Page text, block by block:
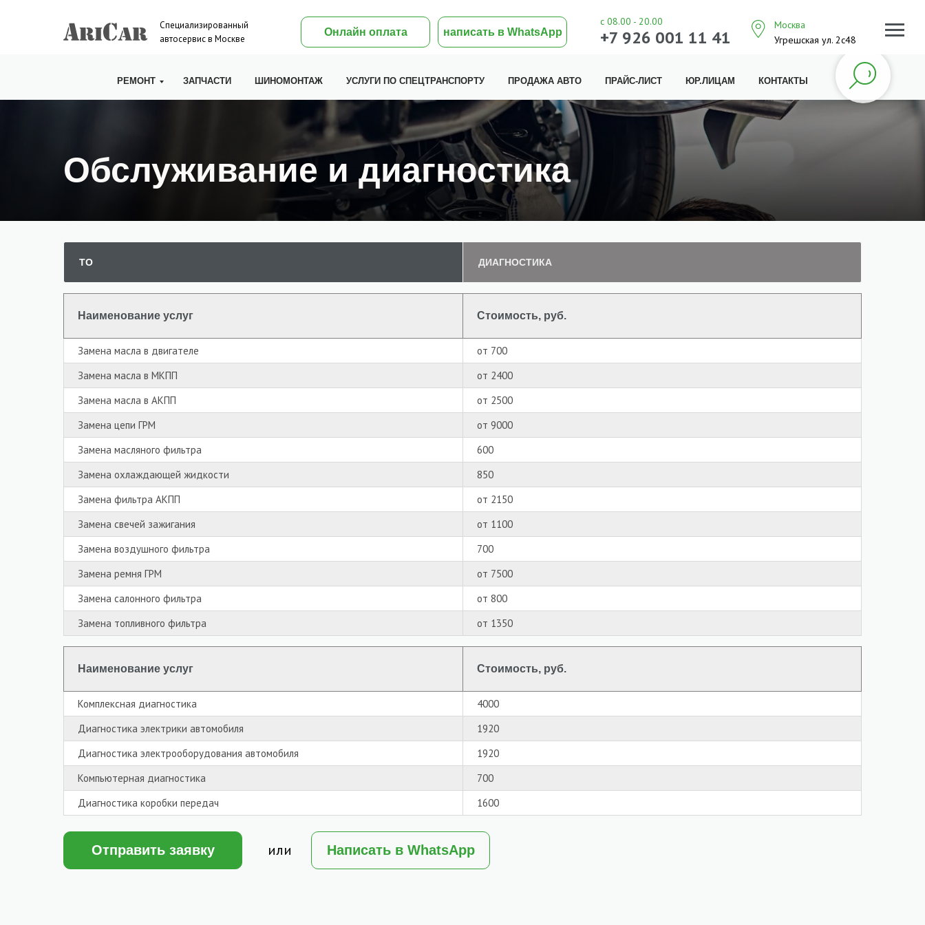
Специализированный
автосервис в Москве
Онлайн оплата написать в WhatsApp
Москва
Угрешская ул. 2с48
9-20
Работаем
+7 926 001 11 41
с 08.00 - 20.00
РЕМОНТ ЗАПЧАСТИ ШИНОМОНТАЖ УСЛУГИ ПО СПЕЦТРАНСПОРТУ ПРОДАЖА АВТО ПРАЙС-ЛИСТ ЮР.ЛИЦАМ КОНТАКТЫ
Обслуживание и диагностика
ТО ДИАГНОСТИКА
Наименование услуг Стоимость, руб.
Замена масла в двигателе
от 700
Замена масла в МКПП
от 2400
Замена масла в АКПП
от 2500
Замена цепи ГРМ
от 9000
Замена масляного фильтра
600
Замена охлаждающей жидкости
850
Замена фильтра АКПП
от 2150
Замена свечей зажигания
от 1100
Замена воздушного фильтра
700
Замена ремня ГРМ
от 7500
Замена салонного фильтра
от 800
Замена топливного фильтра
от 1350
Наименование услуг Стоимость, руб.
Комплексная диагностика
4000
Диагностика электрики автомобиля
1920
Диагностика электрооборудования автомобиля
1920
Компьютерная диагностика
700
Диагностика коробки передач
1600
Отправить заявку Написать в WhatsApp
или